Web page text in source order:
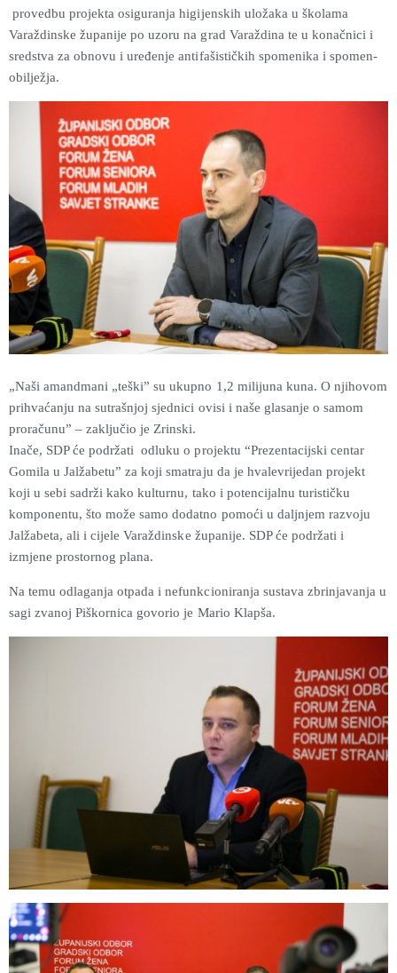
provedbu projekta osiguranja higijenskih uložaka u školama
Varaždinske županije po uzoru na grad Varaždina te u konačnici i
sredstva za obnovu i uređenje antifašističkih spomenika i spomen-
obilježja.
„Naši amandmani „teški” su ukupno 1,2 milijuna kuna. O njihovom
prihvaćanju na sutrašnjoj sjednici ovisi i naše glasanje o samom
proračunu” – zaključio je Zrinski.
Inače, SDP će podržati odluku o projektu “Prezentacijski centar
Gomila u Jalžabetu” za koji smatraju da je hvalevrijedan projekt
koji u sebi sadrži kako kulturnu, tako i potencijalnu turističku
komponentu, što može samo dodatno pomoći u daljnjem razvoju
Jalžabeta, ali i cijele Varaždinske županije. SDP će podržati i
izmjene prostornog plana.
Na temu odlaganja otpada i nefunkcioniranja sustava zbrinjavanja u
sagi zvanoj Piškornica govorio je Mario Klapša.